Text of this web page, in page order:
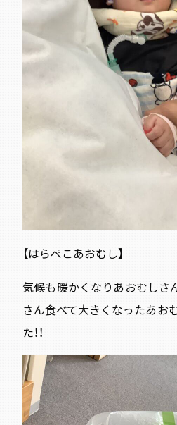
【はらぺこあおむし】
気候も暖かくなりあおむしさ
さん食べて大きくなったあお
た！！